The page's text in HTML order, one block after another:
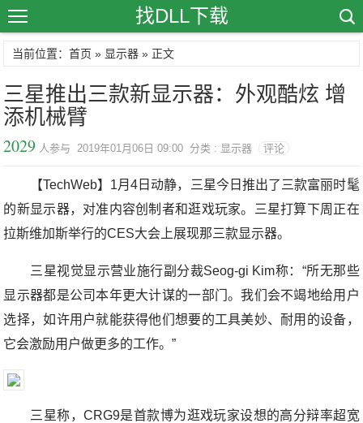
找DLL下载
当前位置：首页 » 显示器 » 正文
三星推出三款新显示器：外观酷炫 增
添机械臂
2029 人参与 2019年01月06日 09:00 分类 : 显示器 评论
【TechWeb】1月4日动静，三星今日推出了三款富丽时髦
的新显示器，对准内容创制者和逛戏玩家。三星打算下周正在
拉斯维加斯举行的CES大会上展现那三款显示器。
三星视觉显示营业施行副分裁Seog-gi Kim称：“所无那些
显示器都是公司本年更大计谋的一部门。我们会不竭地给用户
选择，如许用户就能获得他们想要的工具美妙、耐用的设备，
它会激励用户做更多的工作。”
三星称，CRG9是首款博为逛戏玩家设想的高分辩率超宽